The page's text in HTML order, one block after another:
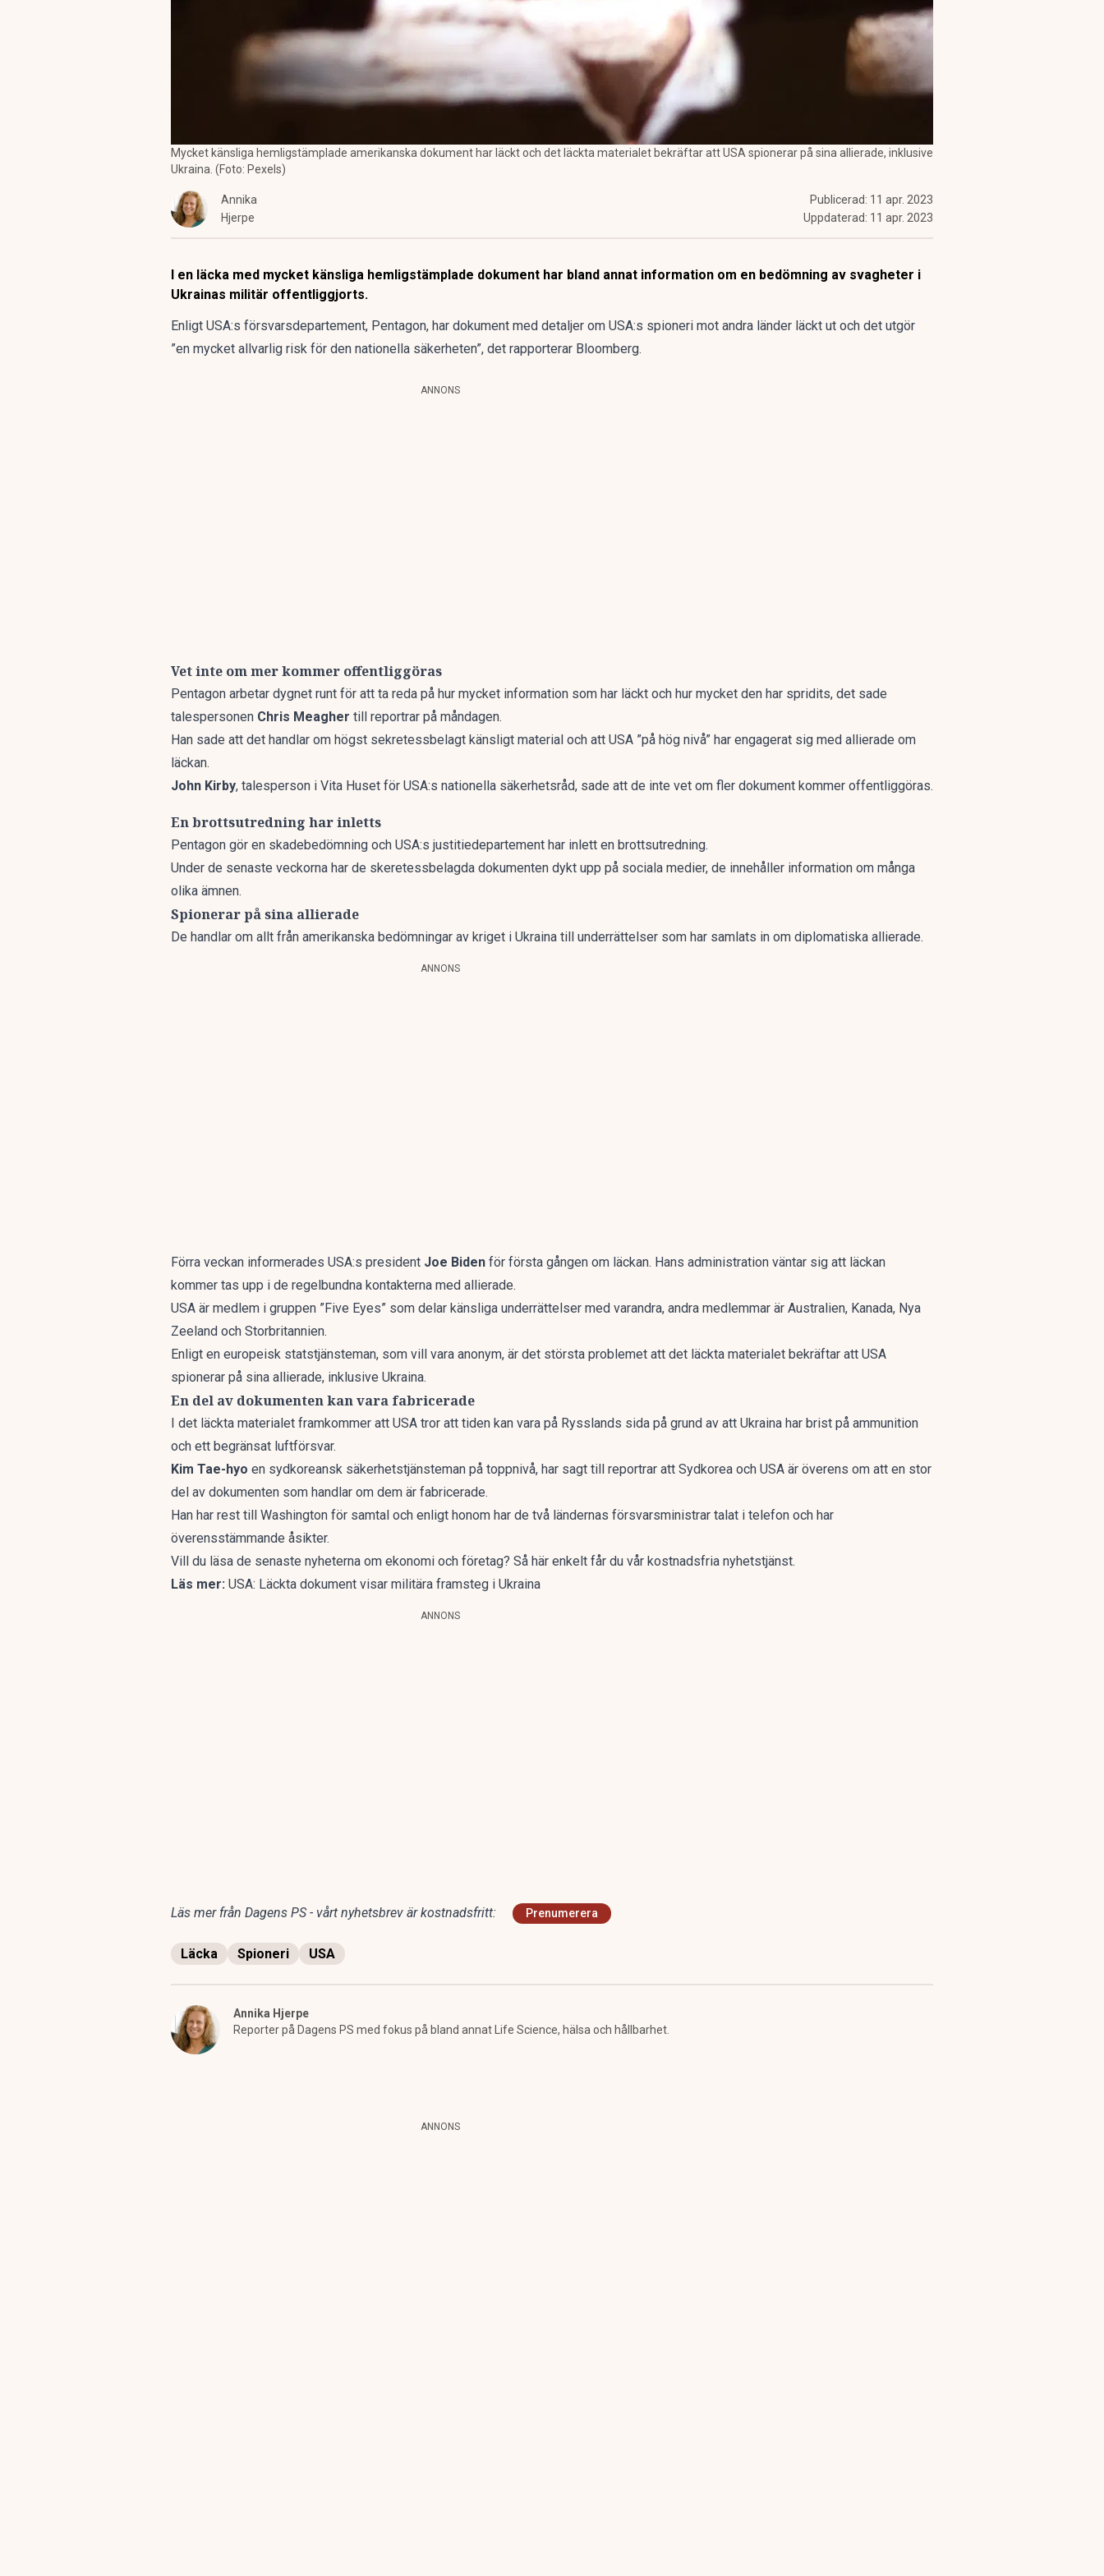
Mycket känsliga hemligstämplade amerikanska dokument har läckt och det läckta materialet bekräftar att USA spionerar på sina allierade, inklusive
Ukraina. (Foto: Pexels)
Annika
Hjerpe
Publicerad: 11 apr. 2023
Uppdaterad: 11 apr. 2023
I en läcka med mycket känsliga hemligstämplade dokument har bland annat information om en bedömning av svagheter i
Ukrainas militär offentliggjorts.
Enligt USA:s försvarsdepartement, Pentagon, har dokument med detaljer om USA:s spioneri mot andra länder läckt ut och det utgör
”en mycket allvarlig risk för den nationella säkerheten”, det rapporterar Bloomberg.
ANNONS
Vet inte om mer kommer offentliggöras
Pentagon arbetar dygnet runt för att ta reda på hur mycket information som har läckt och hur mycket den har spridits, det sade
talespersonen Chris Meagher till reportrar på måndagen.
Han sade att det handlar om högst sekretessbelagt känsligt material och att USA ”på hög nivå” har engagerat sig med allierade om
läckan.
John Kirby, talesperson i Vita Huset för USA:s nationella säkerhetsråd, sade att de inte vet om fler dokument kommer offentliggöras.
En brottsutredning har inletts
Pentagon gör en skadebedömning och USA:s justitiedepartement har inlett en brottsutredning.
Under de senaste veckorna har de skeretessbelagda dokumenten dykt upp på sociala medier, de innehåller information om många
olika ämnen.
Spionerar på sina allierade
De handlar om allt från amerikanska bedömningar av kriget i Ukraina till underrättelser som har samlats in om diplomatiska allierade.
ANNONS
Förra veckan informerades USA:s president Joe Biden för första gången om läckan. Hans administration väntar sig att läckan
kommer tas upp i de regelbundna kontakterna med allierade.
USA är medlem i gruppen ”Five Eyes” som delar känsliga underrättelser med varandra, andra medlemmar är Australien, Kanada, Nya
Zeeland och Storbritannien.
Enligt en europeisk statstjänsteman, som vill vara anonym, är det största problemet att det läckta materialet bekräftar att USA
spionerar på sina allierade, inklusive Ukraina.
En del av dokumenten kan vara fabricerade
I det läckta materialet framkommer att USA tror att tiden kan vara på Rysslands sida på grund av att Ukraina har brist på ammunition
och ett begränsat luftförsvar.
Kim Tae-hyo en sydkoreansk säkerhetstjänsteman på toppnivå, har sagt till reportrar att Sydkorea och USA är överens om att en stor
del av dokumenten som handlar om dem är fabricerade.
Han har rest till Washington för samtal och enligt honom har de två ländernas försvarsministrar talat i telefon och har
överensstämmande åsikter.
Vill du läsa de senaste nyheterna om ekonomi och företag? Så här enkelt får du vår kostnadsfria nyhetstjänst.
Läs mer: USA: Läckta dokument visar militära framsteg i Ukraina
ANNONS
Läs mer från Dagens PS - vårt nyhetsbrev är kostnadsfritt: Prenumerera
Läcka Spioneri USA
Annika Hjerpe
Reporter på Dagens PS med fokus på bland annat Life Science, hälsa och hållbarhet.
ANNONS